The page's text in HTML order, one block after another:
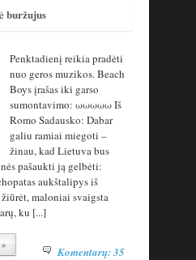
buržujus
Penktadienį reikia pradėti
nuo geros muzikos. Beach
Boys įrašas iki garso
sumontavimo: ωωωωω Iš
Romo Sadausko: Dabar
galiu ramiai miegoti –
žinau, kad Lietuva bus
pašaukti ją gelbėti:
aukštalipys iš
maloniai svaigsta
ku [...]
Komentarų: 35